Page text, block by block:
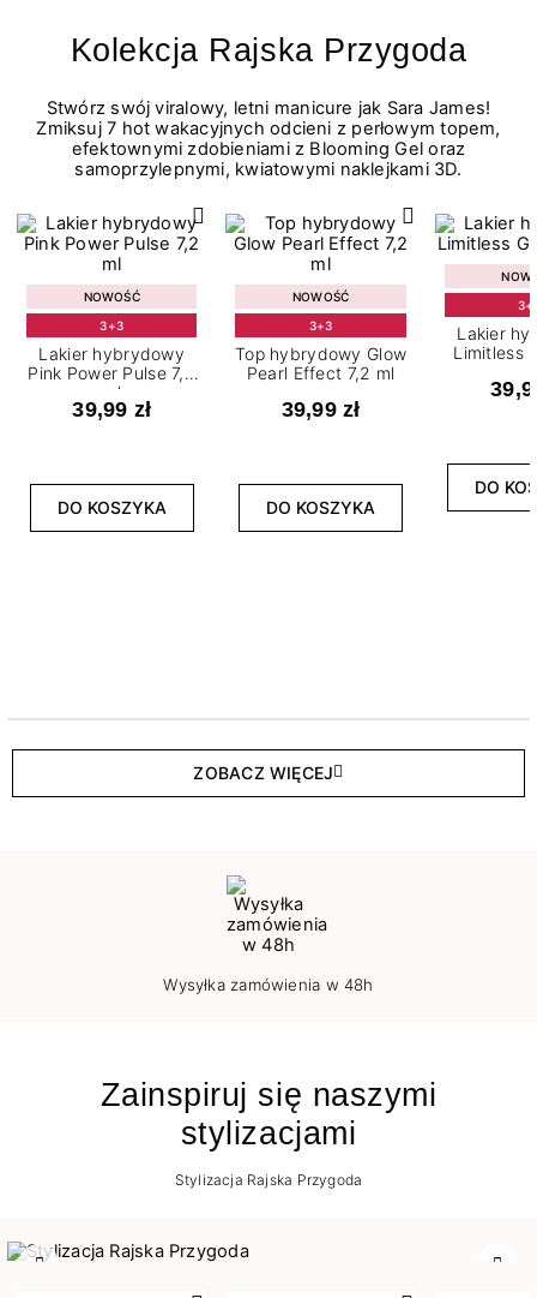
Kolekcja Rajska Przygoda
Stwórz swój viralowy, letni manicure jak Sara James!
Zmiksuj 7 hot wakacyjnych odcieni z perłowym topem,
efektownymi zdobieniami z Blooming Gel oraz
samoprzylepnymi, kwiatowymi naklejkami 3D.
NOWOŚĆ
3+3
Lakier hybrydowy
Pink Power Pulse 7,2
ml
39,99 zł
DO KOSZYKA
NOWOŚĆ
3+3
Top hybrydowy Glow
Pearl Effect 7,2 ml
39,99 zł
DO KOSZYKA
Lakier
Limitless
DO
ZOBACZ WIĘCEJ
Wysyłka zamówienia w 48h
Zainspiruj się naszymi
stylizacjami
Stylizacja Rajska Przygoda